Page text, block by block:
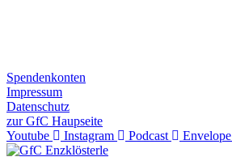
Spendenkonten
Impressum
Datenschutz
zur GfC Haupseite
Youtube
Instagram Podcast Envelope